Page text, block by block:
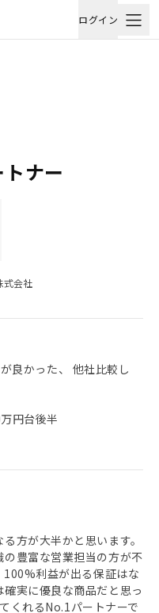
ログイン
ナー
式会社
良かった、 他社比較し
円台後半
方が大半かと思います。
豊富な営業担当の方が不
利益が出る保証はな
実に優良な商品だと思っ
くれるNo.1パートナーで